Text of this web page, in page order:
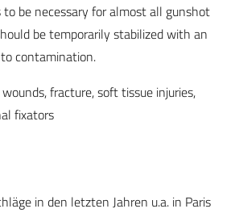
to be necessary for almost all gunshot
be temporarily stabilized with an
contamination.
fracture, soft tissue injuries,
fixators
in den letzten Jahren u.a. in Paris